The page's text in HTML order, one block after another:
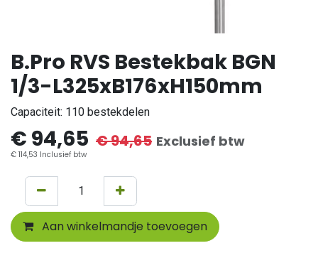
B.Pro RVS Bestekbak BGN
1/3-L325xB176xH150mm
Capaciteit: 110 bestekdelen
€ 94,65 €94,65 Exclusief btw
€ 114,53 Inclusief btw
Aan winkelmandje toevoegen